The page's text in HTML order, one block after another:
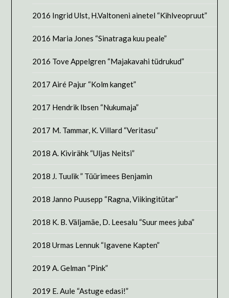
2016 Ingrid Ulst, H.Valtoneni ainetel “Kihlveopruut”
2016 Maria Jones “Sinatraga kuu peale”
2016 Tove Appelgren “Majakavahi tüdrukud”
2017 Airé Pajur “Kolm kanget”
2017 Hendrik Ibsen “Nukumaja”
2017 M. Tammar, K. Villard “Veritasu”
2018 A. Kivirähk “Uljas Neitsi”
2018 J. Tuulik ” Tüürimees Benjamin
2018 Janno Puusepp “Ragna, Viikingitütar”
2018 K. B. Väljamäe, D. Leesalu “Suur mees juba”
2018 Urmas Lennuk “Igavene Kapten”
2019 A. Gelman “Pink”
2019 E. Aule “Astuge edasi!”